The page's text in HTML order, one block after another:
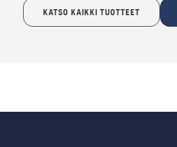
KATSO KAIKKI TUOTTEET